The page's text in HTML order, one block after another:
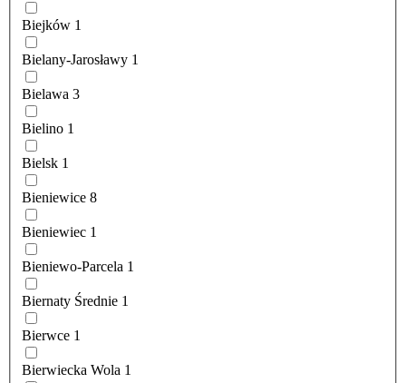
Biejków 1
Bielany-Jarosławy 1
Bielawa 3
Bielino 1
Bielsk 1
Bieniewice 8
Bieniewiec 1
Bieniewo-Parcela 1
Biernaty Średnie 1
Bierwce 1
Bierwiecka Wola 1